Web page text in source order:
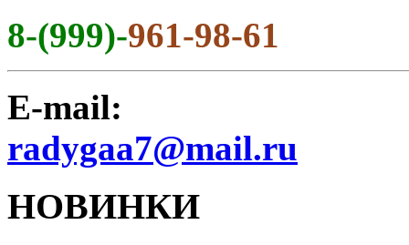
8-(999)-961-98-61
E-mail:
radygaa7@mail.ru
НОВИНКИ